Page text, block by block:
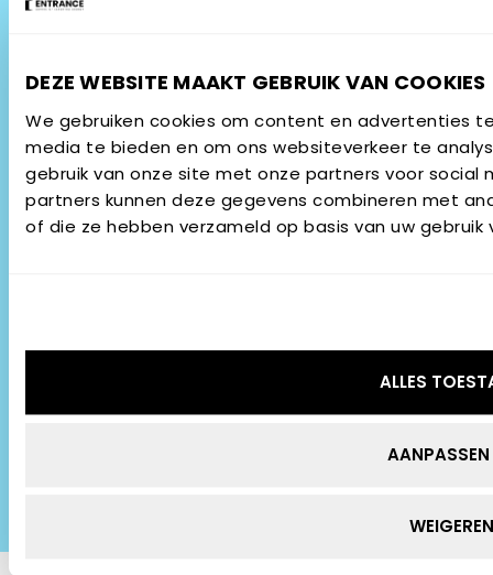
DEZE WEBSITE MAAKT GEBRUIK VAN COOKIES
We gebruiken cookies om content en advertenties
media te bieden en om ons websiteverkeer te
gebruik van onze site met onze partners voor social
partners kunnen deze gegevens combineren met
of die ze hebben verzameld op basis van uw gebruik
ALLES
AANPASSEN
WEIGEREN
of op zoek bent naar verandering: Entrance is de
Contact
Vacatures